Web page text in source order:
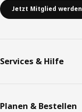
Jetzt Mitglied werden
Services & Hilfe
Planen & Bestellen